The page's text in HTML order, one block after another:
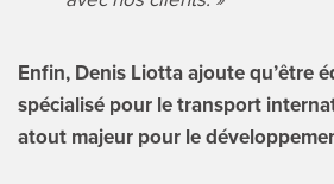
Enfin, Denis Liotta ajoute qu’être
spécialisé pour le transport
atout majeur pour le